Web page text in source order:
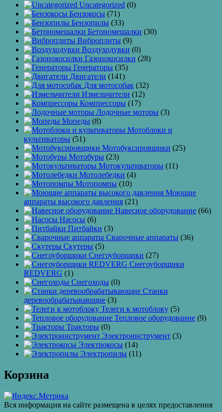
Uncategorized (0)
Бензокосы (71)
Бензопилы (33)
Бетономешалки (30)
Виброплиты (9)
Воздуходувки (0)
Газонокосилки (28)
Генераторы (35)
Двигатели (141)
Для мотособак (32)
Измельчители (12)
Компрессоры (17)
Лодочные моторы (3)
Мопеды (8)
Мотоблоки и
культиваторы (51)
Мотобуксировщики (25)
Мотобуры (23)
Мотокультиваторы (11)
Мотолебедки (4)
Мотопомпы (10)
Моющие
аппараты высокого давления (21)
Навесное оборудование (66)
Насосы (6)
Питбайки (3)
Сварочные аппараты (36)
Скутеры (5)
Снегоуборщики (27)
Снегоуборщики
REDVERG (1)
Снегоходы (0)
Станки
деревообрабатывающие (3)
Телеги к мотоблоку (5)
Тепловое оборудование (9)
Тракторы (0)
Электроинструмент (3)
Электрокосы (14)
Электропилы (11)
Корзина
Вся информация на сайте размещена в целях предоставления